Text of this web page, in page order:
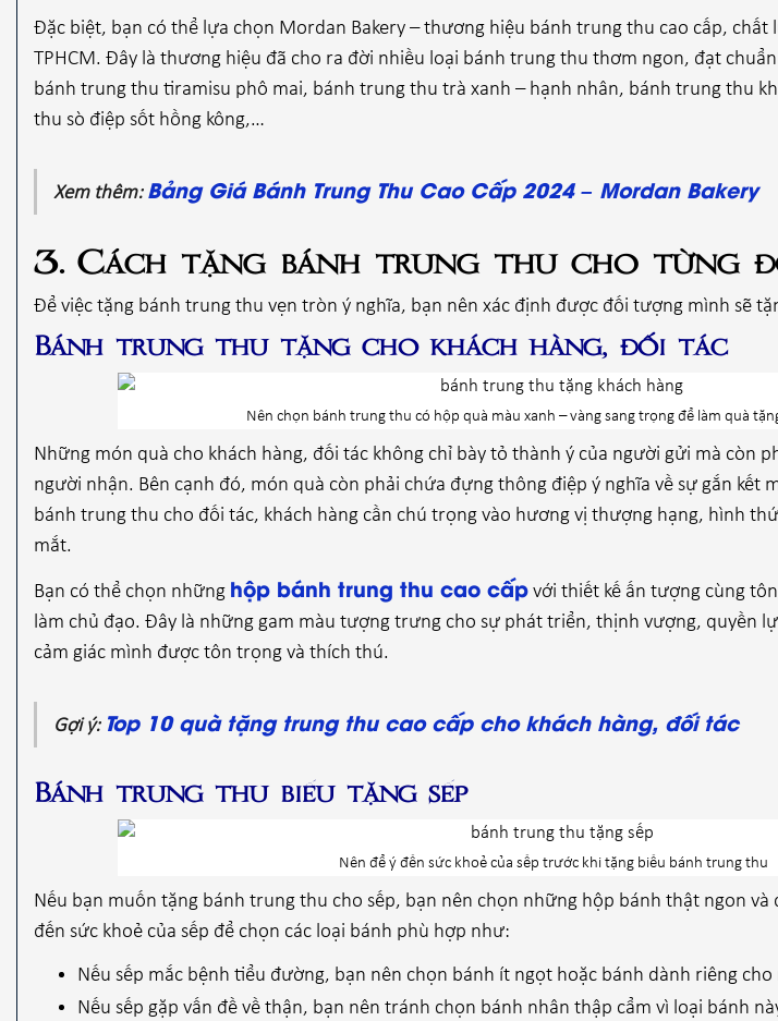
Đặc biệt, bạn có thể lựa chọn Mordan Bakery – thương hiệu bánh trung thu cao cấp,
TPHCM. Đây là thương hiệu đã cho ra đời nhiều loại bánh trung thu thơm ngon, đạt
bánh trung thu tiramisu phô mai, bánh trung thu trà xanh – hạnh nhân, bánh trung thu
thu sò điệp sốt hồng kông,…
Xem thêm: Bảng Giá Bánh Trung Thu Cao Cấp 2024 – Mordan Bakery
3. Cách tặng bánh trung thu cho từng
Để việc tặng bánh trung thu vẹn tròn ý nghĩa, bạn nên xác định được đối tượng mình sẽ
Bánh trung thu tặng cho khách hàng, đối tác
Nên chọn bánh trung thu có hộp quà màu xanh – vàng sang trọng để làm quà
Những món quà cho khách hàng, đối tác không chỉ bày tỏ thành ý của người gửi mà còn
người nhận. Bên cạnh đó, món quà còn phải chứa đựng thông điệp ý nghĩa về sự gắn kết
bánh trung thu cho đối tác, khách hàng cần chú trọng vào hương vị thượng hạng, hình
mắt.
Bạn có thể chọn những hộp bánh trung thu cao cấp với thiết kế ấn tượng cùng
làm chủ đạo. Đây là những gam màu tượng trưng cho sự phát triển, thịnh vượng, quyền
cảm giác mình được tôn trọng và thích thú.
Gợi ý: Top 10 quà tặng trung thu cao cấp cho khách hàng, đối tác
Bánh trung thu biếu tặng sếp
Nên để ý đến sức khoẻ của sếp trước khi tặng biếu bánh trung thu
Nếu bạn muốn tặng bánh trung thu cho sếp, bạn nên chọn những hộp bánh thật ngon và
đến sức khoẻ của sếp để chọn các loại bánh phù hợp như:
Nếu sếp mắc bệnh tiểu đường, bạn nên chọn bánh ít ngọt hoặc bánh dành riêng
Nếu sếp gặp vấn đề về thận, bạn nên tránh chọn bánh nhân thập cẩm vì loại bánh